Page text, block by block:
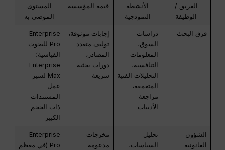
الفريق /
الوظيفة
الأنشطة
النموذجية
قيمة المؤسسة
المستوى
الموصى به
فرق البحث
دراسات
السوق،
المعلومات
التنافسية،
التحليلات الفنية
المتعمقة،
مراجعة
الأدبيات
إجابات موثوقة،
توليف متعدد
المصادر،
دورات بحثية
سريعة
Enterprise
Pro للبحوث
القياسية؛
Enterprise
Max لسير
عمل
المستندات
ذات الحجم
الكبير
الشؤون
القانونية
تحليل
السياسات،
مخرجات
مدعومة
Enterprise
Pro (في معظم